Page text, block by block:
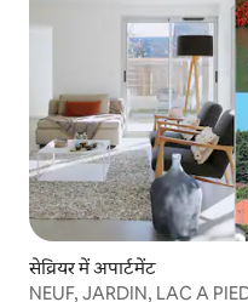
सेव्रियर में अपार्टमेंट
NEUF, JARDIN, LAC A